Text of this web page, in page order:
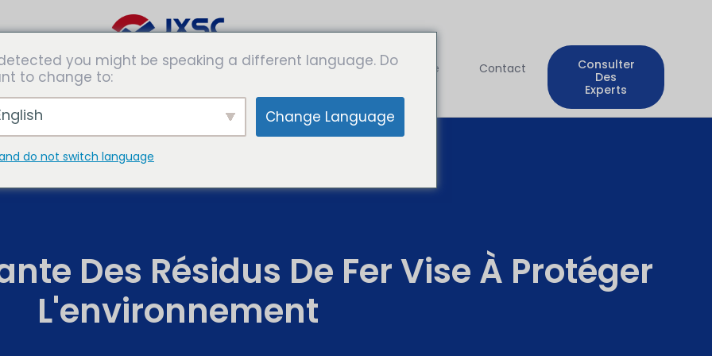
de
Solutions Expertises
Les
Entreprise Contact
Consulter
Des
Experts
Des Résidus De Fer Vise À Protéger
L'environnement
you might be speaking a different language. Do
to change to:
Change Language
do not switch language